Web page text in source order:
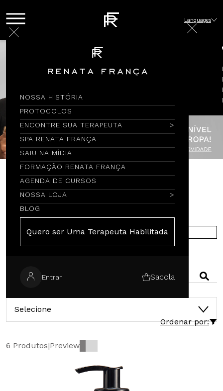
NOSSA HISTÓRIA
PROTOCOLOS
ENCONTRE SUA TERAPEUTA
SPA RENATA FRANÇA
SAIU NA MÍDIA
FORMAÇÃO RENATA FRANÇA
AGENDA DE CURSOS
NOSSA LOJA
BLOG
Quero ser Uma Terapeuta Habilitada
Entrar Sacola
Languages
Encontre por Nome
COMPRE NA EUROPA
Selecione
Ordenar por:
6 Produtos|Preview